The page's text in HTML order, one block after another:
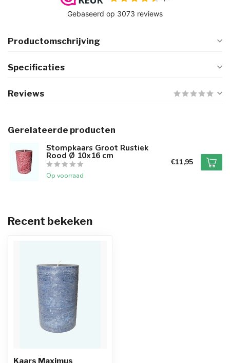
Productomschrijving
Specificaties
Reviews
Gerelateerde producten
Stompkaars Groot Rustiek
Rood Ø 10x16 cm
Op voorraad
€11,95
Recent bekeken
Kaars Maximus